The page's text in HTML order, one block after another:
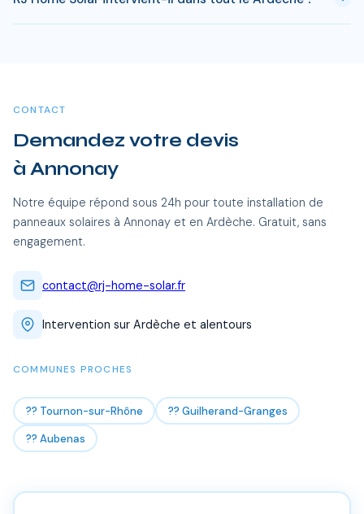
installation. Passe ce delai, chaque kWh produit est gratuit.
Sur 25 ans, une installation de 3 kWc genere des economies
CONTACT
Demandez votre devis
à Annonay
Notre équipe répond sous 24h pour toute installation de
panneaux solaires à Annonay et en Ardèche. Gratuit, sans
engagement.
contact@rj-home-solar.fr
Intervention sur Ardèche et alentours
COMMUNES PROCHES
?? Tournon-sur-Rhône
?? Guilherand-Granges
?? Aubenas